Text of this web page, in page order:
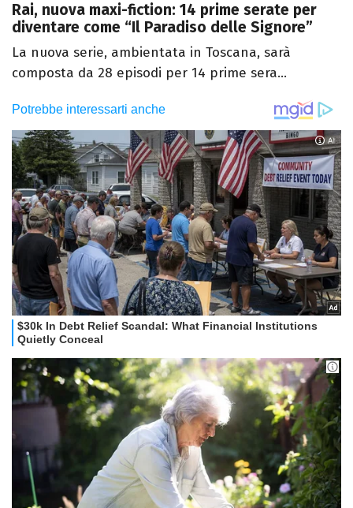
Rai, nuova maxi-fiction: 14 prime serate per
diventare come “Il Paradiso delle Signore”
La nuova serie, ambientata in Toscana, sarà
composta da 28 episodi per 14 prime sera...